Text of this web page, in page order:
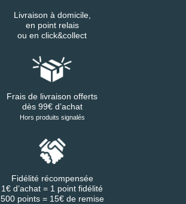
Livraison à domicile,
en point relais
ou en click&collect
Frais de livraison offerts
dès 99€ d’achat
Hors produits signalés
Fidélité récompensée
1€ d’achat = 1 point fidélité
500 points = 15€ de remise